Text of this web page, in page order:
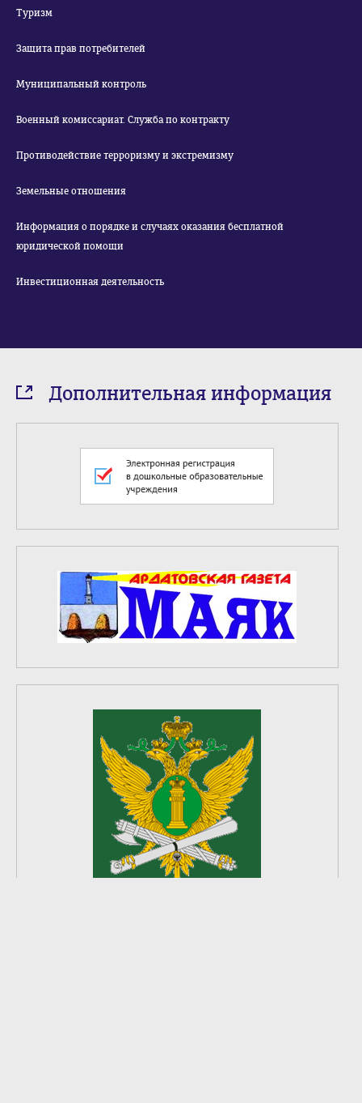
Туризм
Защита прав потребителей
Муниципальный контроль
Военный комиссариат. Служба по контракту
Противодействие терроризму и экстремизму
Земельные отношения
Информация о порядке и случаях оказания бесплатной
юридической помощи
Инвестиционная деятельность
Дополнительная информация